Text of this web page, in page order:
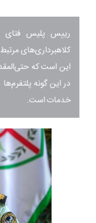
رییس پلیس فتای
کلاهبرداری‌های
این است که
در این گونه
خدمات است.